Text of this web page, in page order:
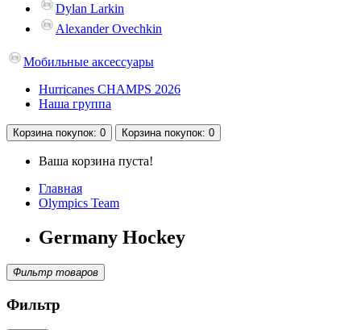
Dylan Larkin
Alexander Ovechkin
Мобильные аксессуары
Hurricanes CHAMPS 2026
Наша группа
Корзина покупок: 0 Корзина покупок: 0
Ваша корзина пуста!
Главная
Olympics Team
Germany Hockey
Фильтр товаров
Фильтр